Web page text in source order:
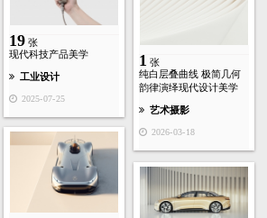
1 张
纯白层叠曲线 极简几何
韵律演绎现代设计美学
艺术摄影
2026-03-18
19 张
现代科技产品美学
工业设计
2025-07-25